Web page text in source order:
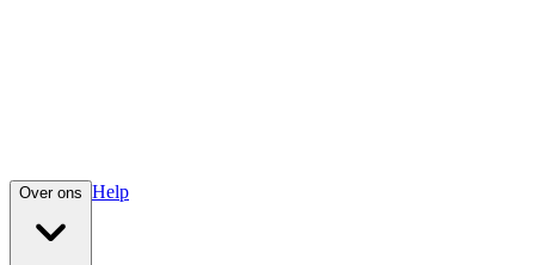
Over ons Help